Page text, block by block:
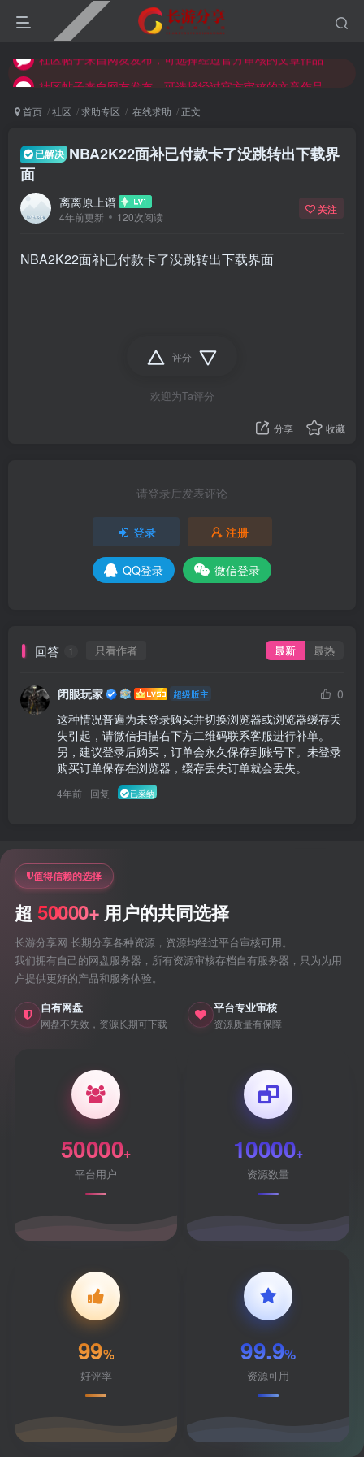
社区帖子来自网友发布，可选择经过官方审核的文章作品
首页 社区 求助专区 在线求助 正文
已解决 NBA2K22面补已付款卡了没跳转出下载界
面
离离原上谱
4年前更新 120次阅读
关注
NBA2K22面补已付款卡了没跳转出下载界面
评分
欢迎为Ta评分
分享 收藏
请登录后发表评论
登录 注册
QQ登录 微信登录
回答 1 只看作者 最新 最热
闭眼玩家 超级版主
0
这种情况普遍为未登录购买并切换浏览器或浏览器缓存丢
失引起，请微信扫描右下方二维码联系客服进行补单。
另，建议登录后购买，订单会永久保存到账号下。未登录
购买订单保存在浏览器，缓存丢失订单就会丢失。
4年前 回复 已采纳
值得信赖的选择
超 50000+ 用户的共同选择
长游分享网 长期分享各种资源，资源均经过平台审核可用。
我们拥有自己的网盘服务器，所有资源审核存档自有服务器，只为为用
户提供更好的产品和服务体验。
自有网盘
网盘不失效，资源长期可下载
平台专业审核
资源质量有保障
50000+
平台用户
10000+
资源数量
99%
好评率
99.9%
资源可用